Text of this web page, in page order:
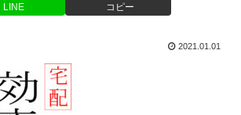
LINE コピー
2021.01.01